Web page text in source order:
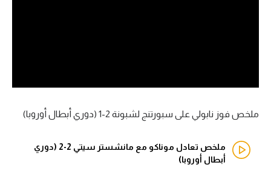
الدوري المصري
الدوري الإسباني
ملخص فوز نابولي على سبورتنج لشبونة 2-1 (دوري أبطال أوروبا)
ملخص تعادل موناكو مع مانشستر سيتي 2-2 (دوري
أبطال أوروبا)